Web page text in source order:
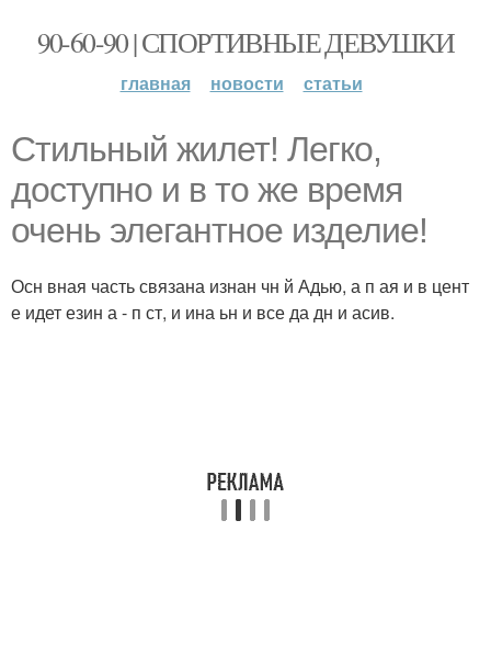
90-60-90 | СПОРТИВНЫЕ ДЕВУШКИ
главная новости статьи
Стильный жилет! Легко,
доступно и в то же время
очень элегантное изделие!
Осн вная часть связана изнан чн й Адью, а п ая и в цент
е идет езин а - п ст, и ина ьн и все да дн и асив.